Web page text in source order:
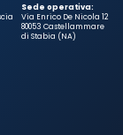
Sede operativa:
Via Enrico De Nicola 12
80053 Castellammare
di Stabia (NA)